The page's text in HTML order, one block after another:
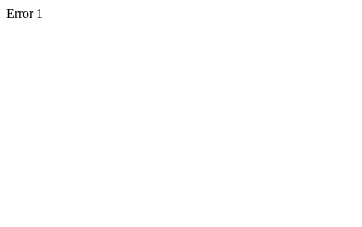
Error 1